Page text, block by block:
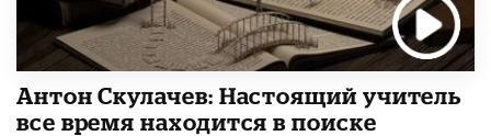
Антон Скулачев: Настоящий учитель
все время находится в поиске